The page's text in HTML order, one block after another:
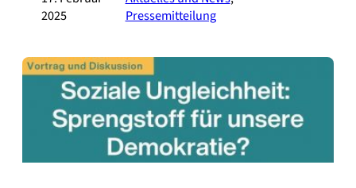
2025
Pressemitteilung